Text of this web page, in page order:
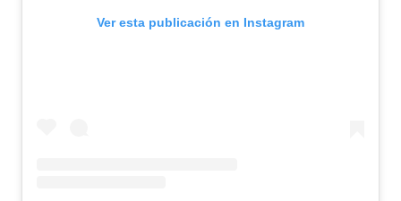
Ver esta publicación en Instagram